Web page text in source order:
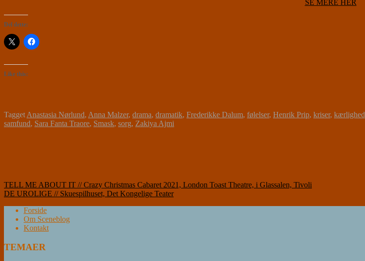
SE MERE HER
Del dette:
Like this:
Tagget Anastasia Nørlund, Anna Malzer, drama, dramatik, Frederikke Dalum, følelser, Henrik Prip, kriser, kærlighed
samfund, Sara Fanta Traore, Smask, sorg, Zakiya Ajmi
Indlægsnavigation
TELL ME ABOUT IT // Crazy Christmas Cabaret 2021, London Toast Theatre, i Glassalen, Tivoli
DE UROLIGE // Skuespilhuset, Det Kongelige Teater
Forside
Om Sceneblog
Kontakt
TEMAER